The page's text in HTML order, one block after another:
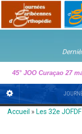
45° JOO Curaçao 27
Accueil » Les 32e JOFDF